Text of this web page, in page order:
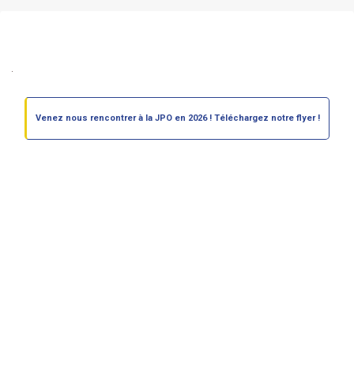
Venez nous rencontrer à la JPO en 2026 ! Téléchargez notre flyer !